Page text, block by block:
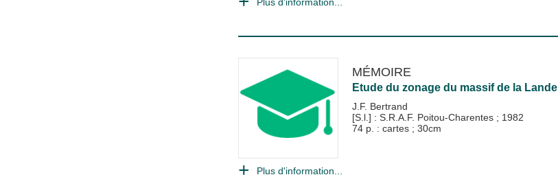
Plus d'information...
MÉMOIRE
Etude du zonage du massif de la Lande
J.F. Bertrand
[S.l.] : S.R.A.F. Poitou-Charentes ; 1982
74 p. : cartes ; 30cm
Plus d'information...